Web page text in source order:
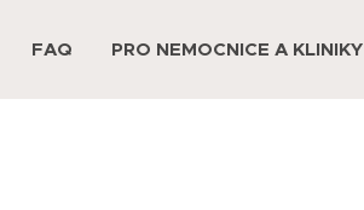
FAQ PRO NEMOCNICE A KLINIKY